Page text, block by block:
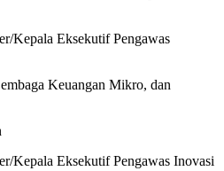
Kepala Eksekutif Pengawas
Keuangan Mikro, dan
Kepala Eksekutif Pengawas Inovasi